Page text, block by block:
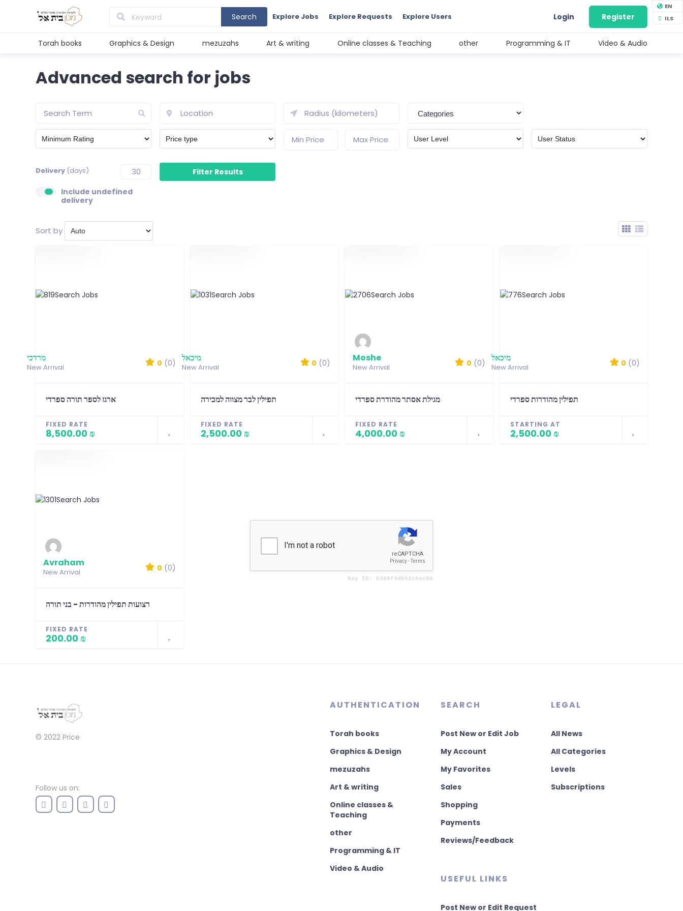
EN
ILS
Search Explore Jobs Explore Requests Explore Users Login Register
Torah books Graphics & Design mezuzahs Art & writing Online classes & Teaching other Programming & IT Video & Audio
Advanced search for jobs
Delivery (days)
Include undefined
delivery
Sort by
מרדכי
New Arrival 0 (0)
ארגז לספר תורה ספרדי
FIXED RATE
8,500.00 ₪
מיכאל
New Arrival 0 (0)
תפילין לבר מצווה למכירה
FIXED RATE
2,500.00 ₪
Moshe
New Arrival 0 (0)
מגילת אסתר מהודרת ספרדי
FIXED RATE
4,000.00 ₪
מיכאל
New Arrival 0 (0)
תפילין מהודרות ספרדי
STARTING AT
2,500.00 ₪
Avraham
New Arrival 0 (0)
רצועות תפילין מהודרות - בני תורה
FIXED RATE
200.00 ₪
© 2022 Price
Follow us on:
AUTHENTICATION
Torah books
Graphics & Design
mezuzahs
Art & writing
Online classes &
Teaching
other
Programming & IT
Video & Audio
SEARCH
Post New or Edit Job
My Account
My Favorites
Sales
Shopping
Payments
Reviews/Feedback
USEFUL LINKS
Post New or Edit Request
LEGAL
All News
All Categories
Levels
Subscriptions